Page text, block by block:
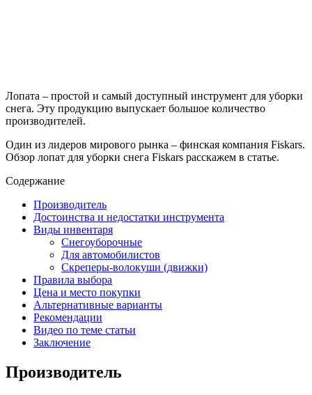
Лопата – простой и самый доступный инструмент для уборки
снега. Эту продукцию выпускает большое количество
производителей.
Один из лидеров мирового рынка – финская компания Fiskars.
Обзор лопат для уборки снега Fiskars расскажем в статье.
Содержание
Производитель
Достоинства и недостатки инструмента
Виды инвентаря
Снегоуборочные
Для автомобилистов
Скреперы-волокуши (движки)
Правила выбора
Цена и место покупки
Альтернативные варианты
Рекомендации
Видео по теме статьи
Заключение
Производитель